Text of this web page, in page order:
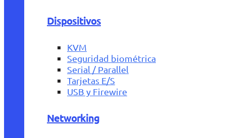
Dispositivos
KVM
Seguridad biométrica
Serial / Parallel
Tarjetas E/S
USB y Firewire
Networking